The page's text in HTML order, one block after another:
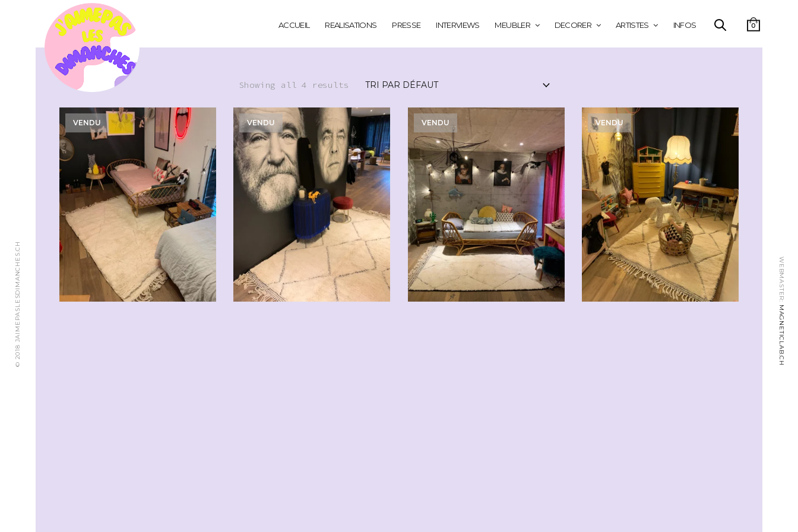
ACCUEIL REALISATIONS PRESSE INTERVIEWS MEUBLER DECORER ARTISTES INFOS 0
© 2018 JAIMEPASLESDIMANCHES.CH WEBMASTER:
MAGNETICLAB.CH
Showing all 4 results
VENDU VENDU VENDU VENDU